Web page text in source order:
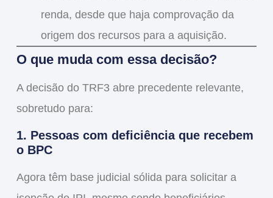
renda, desde que haja comprovação da
origem dos recursospara a aquisição.
O que muda com essa decisão?
A decisão do TRF3 abre precedente relevante,
sobretudo para:
1. Pessoas com deficiência que recebem
o BPC
Agora têm base judicial sólida para solicitar a